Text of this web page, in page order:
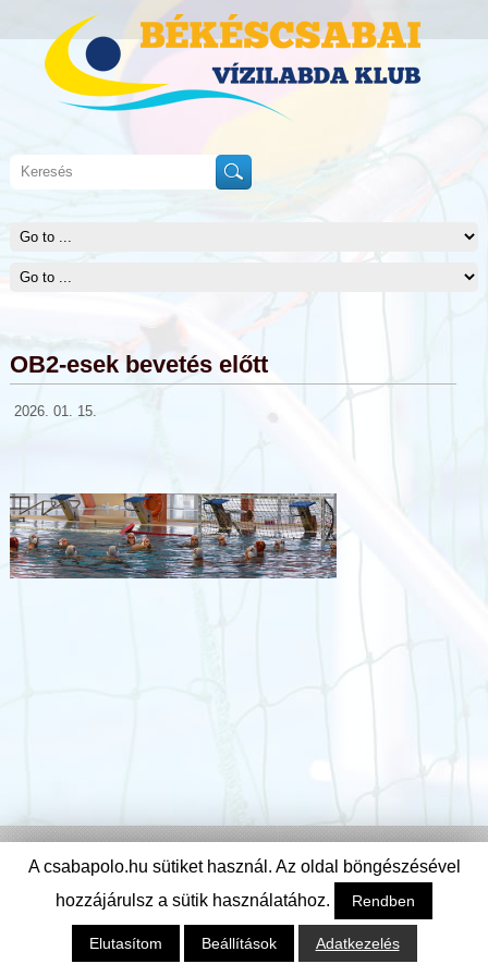
OB2-esek bevetés előtt
2026. 01. 15.
© Csabai Csirkefogók Vízilabda Klub
A csabapolo.hu sütiket használ. Az oldal böngészésével
hozzájárulsz a sütik használatához.
Rendben
Elutasítom Beállítások Adatkezelés